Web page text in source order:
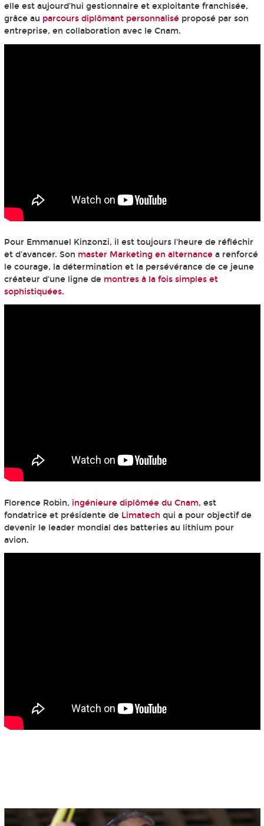
elle est aujourd’hui gestionnaire et exploitante franchisée,
grâce au parcours diplômant personnalisé proposé par son
entreprise, en collaboration avec le Cnam.
Pour Emmanuel Kinzonzi, il est toujours l'heure de réfléchir
et d'avancer. Son master Marketing en alternance a renforcé
le courage, la détermination et la persévérance de ce jeune
créateur d'une ligne de montres à la fois simples et
sophistiquées.
Florence Robin, ingénieure diplômée du Cnam, est
fondatrice et présidente de Limatech qui a pour objectif de
devenir le leader mondial des batteries au lithium pour
avion.